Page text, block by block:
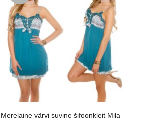
Merelaine värvi suvine šifoonkleit Mila